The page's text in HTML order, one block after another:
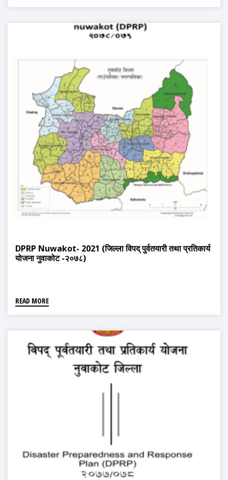
DPRP Nuwakot- 2021 (जिल्ला विपद् पुर्वतयारी तथा प्रतिकार्य
योजना नुवाकोट -२०७८)
READ MORE